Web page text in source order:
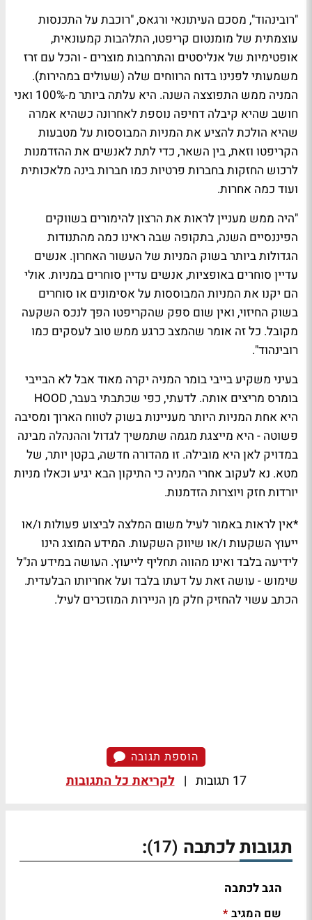
"רובינהוד", מסכם העיתונאי ורגאס, "רוכבת על התכנסות
עוצמתית של מומנטום קריפטו, התלהבות קמעונאית,
אופטימיות של אנליסטים והתרחבות מוצרים - והכל עם זרז
משמעותי לפנינו בדוח הרווחים שלה (שעולים במהירות).
המניה ממש התפוצצה השנה. היא עלתה ביותר מ-100% ואני
חושב שהיא קיבלה דחיפה נוספת לאחרונה כשהיא אמרה
שהיא הולכת להציע את המניות המבוססות על מטבעות
הקריפטו וזאת, בין השאר, כדי לתת לאנשים את ההזדמנות
לרכוש החזקות בחברות פרטיות כמו חברות בינה מלאכותית
ועוד כמה אחרות.
"היה ממש מעניין לראות את הרצון להימורים בשווקים
הפיננסיים השנה, בתקופה שבה ראינו כמה מהתנודות
הגדולות ביותר בשוק המניות של העשור האחרון. אנשים
עדיין סוחרים באופציות, אנשים עדיין סוחרים במניות. אולי
הם יקנו את המניות המבוססות על אסימונים או סוחרים
בשוק החיזוי, ואין שום ספק שהקריפטו הפך לנכס השקעה
מקובל. כל זה אומר שהמצב כרגע ממש טוב לעסקים כמו
רובינהוד".
בעיני משקיע בייבי בומר המניה יקרה מאוד אבל לא הבייבי
בומרס מריצים אותה. לדעתי, כפי שכתבתי בעבר, HOOD
היא אחת המניות היותר מעניינות בשוק לטווח הארוך ומסיבה
פשוטה - היא מייצגת מגמה שתמשיך לגדול וההנהלה מבינה
במדויק לאן היא מובילה. זו מהדורה חדשה, בקטן יותר, של
מטא. נא לעקוב אחרי המניה כי התיקון הבא יגיע וכאלו מניות
יורדות חזק ויוצרות הזדמנות.
*אין לראות באמור לעיל משום המלצה לביצוע פעולות ו/או
ייעוץ השקעות ו/או שיווק השקעות. המידע המוצג הינו
לידיעה בלבד ואינו מהווה תחליף לייעוץ. העושה במידע הנ"ל
שימוש - עושה זאת על דעתו בלבד ועל אחריותו הבלעדית.
הכתב עשוי להחזיק חלק מן הניירות המוזכרים לעיל.
הוספת תגובה
17 תגובות | לקריאת כל התגובות
תגובות לכתבה (17)
:
הגב לכתבה
שם המגיב *